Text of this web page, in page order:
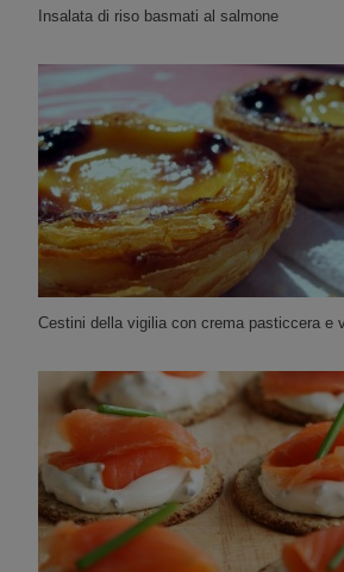
Insalata di riso basmati al salmone
Cestini della vigilia con crema pasticcera e